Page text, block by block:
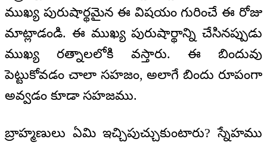
ముఖ్య పురుషార్థమైన ఈ విషయం గురించే ఈ రోజు
మాట్లాడండి. ఈ ముఖ్య పురుషార్థాన్ని చేసినప్పుడు
ముఖ్య రత్నాలలోకి వస్తారు. ఈ బిందువు
పెట్టుకోవడం చాలా సహజం, అలాగే బిందు రూపంగా
అవ్వడం కూడా సహజము.
బ్రాహ్మణులు ఏమి ఇచ్చిపుచ్చుకుంటారు? స్నేహము